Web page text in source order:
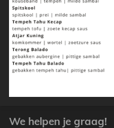
We helpen je graag!